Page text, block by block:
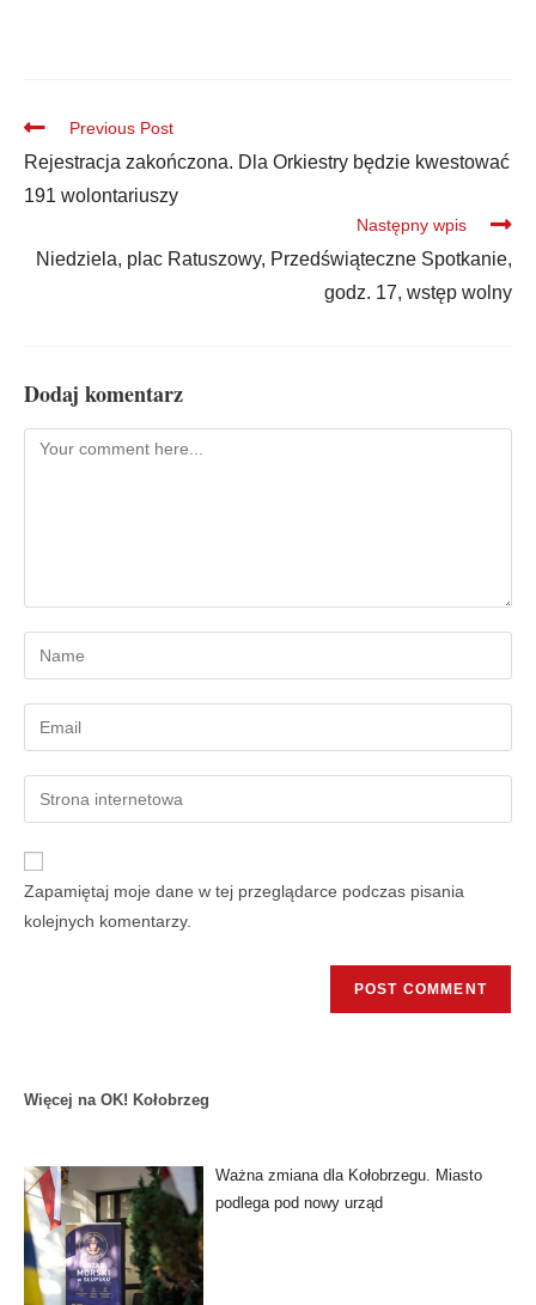
Previous Post
Rejestracja zakończona. Dla Orkiestry będzie kwestować
191 wolontariuszy
Następny wpis
Niedziela, plac Ratuszowy, Przedświąteczne Spotkanie,
godz. 17, wstęp wolny
Dodaj komentarz
Zapamiętaj moje dane w tej przeglądarce podczas pisania
kolejnych komentarzy.
Więcej na OK! Kołobrzeg
Ważna zmiana dla Kołobrzegu. Miasto
podlega pod nowy urząd